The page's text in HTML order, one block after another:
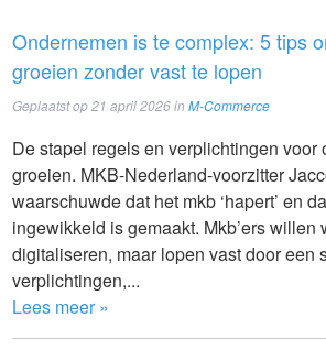
Ondernemen is te complex: 5 tips
groeien zonder vast te lopen
Geplaatst op21 april 2026inM-Commerce
De stapel regels en verplichtingen voor
groeien. MKB-Nederland-voorzitter
waarschuwde dat het mkb ‘hapert’ en
ingewikkeld is gemaakt. Mkb’ers willen
digitaliseren, maar lopen vast door een
verplichtingen,...
Lees meer »